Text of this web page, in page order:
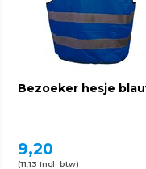
Bezoeker hesje
9,20
(11,13 Incl. btw)